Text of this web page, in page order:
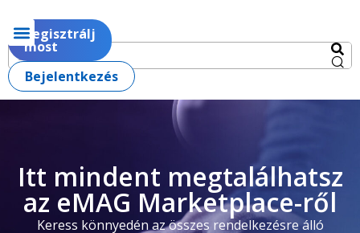
Regisztrálj
most
Bejelentkezés
Itt mindent megtalálhatsz
az eMAG Marketplace-ről
Keress könnyedén az összes rendelkezésre álló